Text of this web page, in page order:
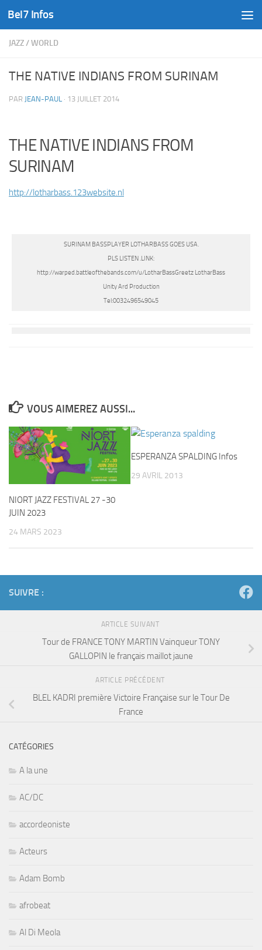
Skip to content
Bel7 Infos
JAZZ/WORLD
THE NATIVE INDIANS FROM SURINAM
PAR JEAN-PAUL · 13 JUILLET 2014
THE NATIVE INDIANS FROM
SURINAM
http://lotharbass.123website.nl
SURINAM BASSPLAYER LOTHARBASS GOES USA.
PLS LISTEN .LINK:
http://warped.battleofthebands.com/u/LotharBassGreetz LotharBass
Unity Ard Production
Tel:0032496549045
VOUS AIMEREZ AUSSI...
NIORT JAZZ FESTIVAL 27 -30
JUIN 2023
24 MARS 2023
ESPERANZA SPALDING Infos
29 AVRIL 2013
SUIVRE :
ARTICLE SUIVANT
Tour de FRANCE TONY MARTIN Vainqueur TONY
GALLOPIN le français maillot jaune
ARTICLE PRÉCÉDENT
BLEL KADRI première Victoire Française sur le Tour De
France
CATÉGORIES
A la une
AC/DC
accordeoniste
Acteurs
Adam Bomb
afrobeat
Al Di Meola